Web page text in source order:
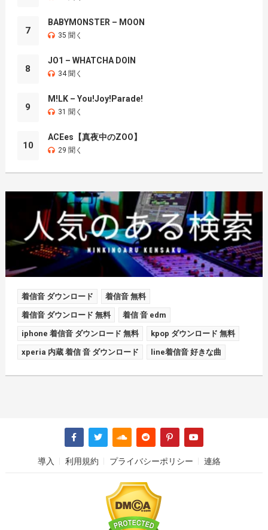
7
BABYMONSTER – MOON
35 聞く
8
JO1 – WHATCHA DOIN
34 聞く
9
M!LK – You!Joy!Parade!
31 聞く
10
ACEes【真夜中のZOO】
29 聞く
着信音 ダウンロード 着信音 無料
着信音 ダウンロード 無料 着信 音 edm
iphone 着信音 ダウンロード 無料 kpop ダウンロード 無料
xperia 内蔵 着信 音 ダウンロード line着信音 好きな曲
導入 利用規約 プライバシーポリシー 連絡